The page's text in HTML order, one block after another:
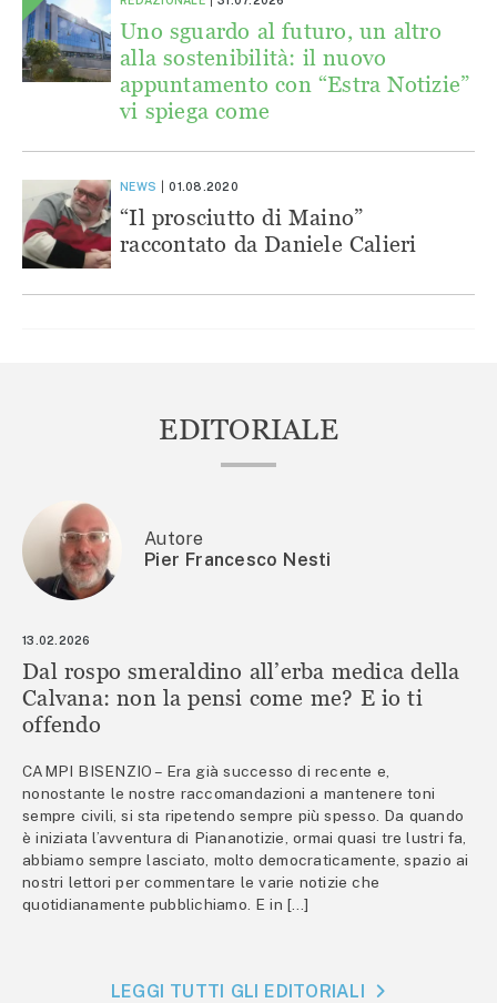
Uno sguardo al futuro, un altro
alla sostenibilità: il nuovo
appuntamento con “Estra Notizie”
vi spiega come
NEWS 01.08.2020
“Il prosciutto di Maino”
raccontato da Daniele Calieri
EDITORIALE
Autore
Pier Francesco Nesti
13.02.2026
Dal rospo smeraldino all’erba medica della
Calvana: non la pensi come me? E io ti
offendo
CAMPI BISENZIO – Era già successo di recente e,
nonostante le nostre raccomandazioni a mantenere toni
sempre civili, si sta ripetendo sempre più spesso. Da quando
è iniziata l’avventura di Piananotizie, ormai quasi tre lustri fa,
abbiamo sempre lasciato, molto democraticamente, spazio ai
nostri lettori per commentare le varie notizie che
quotidianamente pubblichiamo. E in […]
LEGGI TUTTI GLI EDITORIALI